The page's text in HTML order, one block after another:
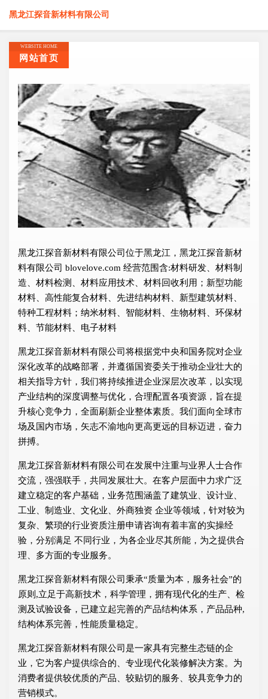
黑龙江探音新材料有限公司
WEBSITE HOME
网站首页
黑龙江探音新材料有限公司位于黑龙江，黑龙江探音新材
料有限公司 blovelove.com 经营范围含:材料研发、材料制
造、材料检测、材料应用技术、材料回收利用；新型功能
材料、高性能复合材料、先进结构材料、新型建筑材料、
特种工程材料；纳米材料、智能材料、生物材料、环保材
料、节能材料、电子材料
黑龙江探音新材料有限公司将根据党中央和国务院对企业
深化改革的战略部署，并遵循国资委关于推动企业壮大的
相关指导方针，我们将持续推进企业深层次改革，以实现
产业结构的深度调整与优化，合理配置各项资源，旨在提
升核心竞争力，全面刷新企业整体素质。我们面向全球市
场及国内市场，矢志不渝地向更高更远的目标迈进，奋力
拼搏。
黑龙江探音新材料有限公司在发展中注重与业界人士合作
交流，强强联手，共同发展壮大。在客户层面中力求广泛
建立稳定的客户基础，业务范围涵盖了建筑业、设计业、
工业、制造业、文化业、外商独资 企业等领域，针对较为
复杂、繁琐的行业资质注册申请咨询有着丰富的实操经
验，分别满足 不同行业，为各企业尽其所能，为之提供合
理、多方面的专业服务。
黑龙江探音新材料有限公司秉承“质量为本，服务社会”的
原则,立足于高新技术，科学管理，拥有现代化的生产、检
测及试验设备，已建立起完善的产品结构体系，产品品种,
结构体系完善，性能质量稳定。
黑龙江探音新材料有限公司是一家具有完整生态链的企
业，它为客户提供综合的、专业现代化装修解决方案。为
消费者提供较优质的产品、较贴切的服务、较具竞争力的
营销模式。